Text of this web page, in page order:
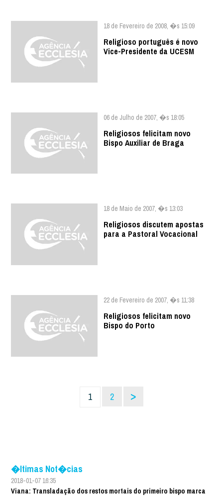
18 de Fevereiro de 2008, �s 15:09
Religioso português é novo
Vice-Presidente da UCESM
06 de Julho de 2007, �s 18:05
Religiosos felicitam novo
Bispo Auxiliar de Braga
18 de Maio de 2007, �s 13:03
Religiosos discutem apostas
para a Pastoral Vocacional
22 de Fevereiro de 2007, �s 11:38
Religiosos felicitam novo
Bispo do Porto
1 2 >
�ltimas Not�cias
2018-01-07 16:35
Viana: Transladação dos restos mortais do primeiro bispo marca